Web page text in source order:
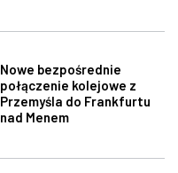
Nowe bezpośrednie
połączenie kolejowe z
Przemyśla do Frankfurtu
nad Menem